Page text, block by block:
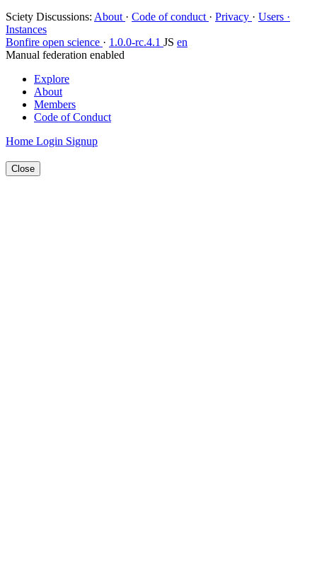
Sciety Discussions: About · Code of conduct · Privacy · Users ·
Instances
Bonfire open science · 1.0.0-rc.4.1 JS en
Manual federation enabled
Explore
About
Members
Code of Conduct
Home Login Signup
Close